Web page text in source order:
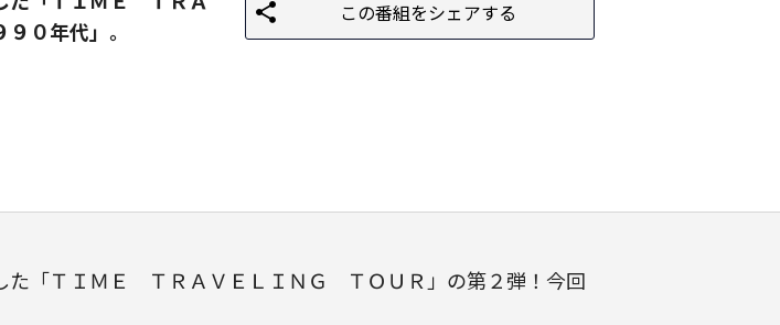
０年代」。
この番組をシェアする
た「ＴＩＭＥ ＴＲＡＶＥＬＩＮＧ ＴＯＵＲ」の第２弾！今回